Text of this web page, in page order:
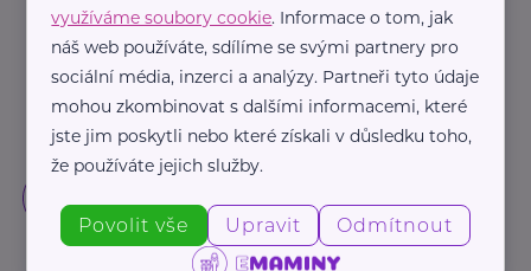
využíváme soubory cookie. Informace o tom, jak
náš web používáte, sdílíme se svými partnery pro
sociální média, inzerci a analýzy. Partneři tyto údaje
mohou zkombinovat s dalšími informacemi, které
jste jim poskytli nebo které získali v důsledku toho,
že používáte jejich služby.
Povolit vše Upravit Odmítnout